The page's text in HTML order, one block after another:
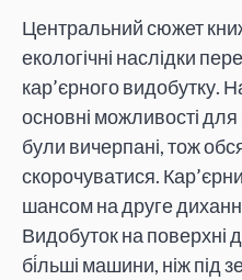
Центральний сюжет
екологічні наслідки
кар’єрного видобутку.
основні можливості
були вичерпані, тож
скорочуватися.
шансом на друге
Видобуток на поверхні
бі́льші машини, ніж під